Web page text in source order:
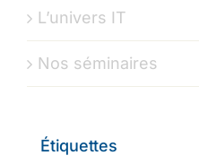
L’univers IT
Nos séminaires
Étiquettes